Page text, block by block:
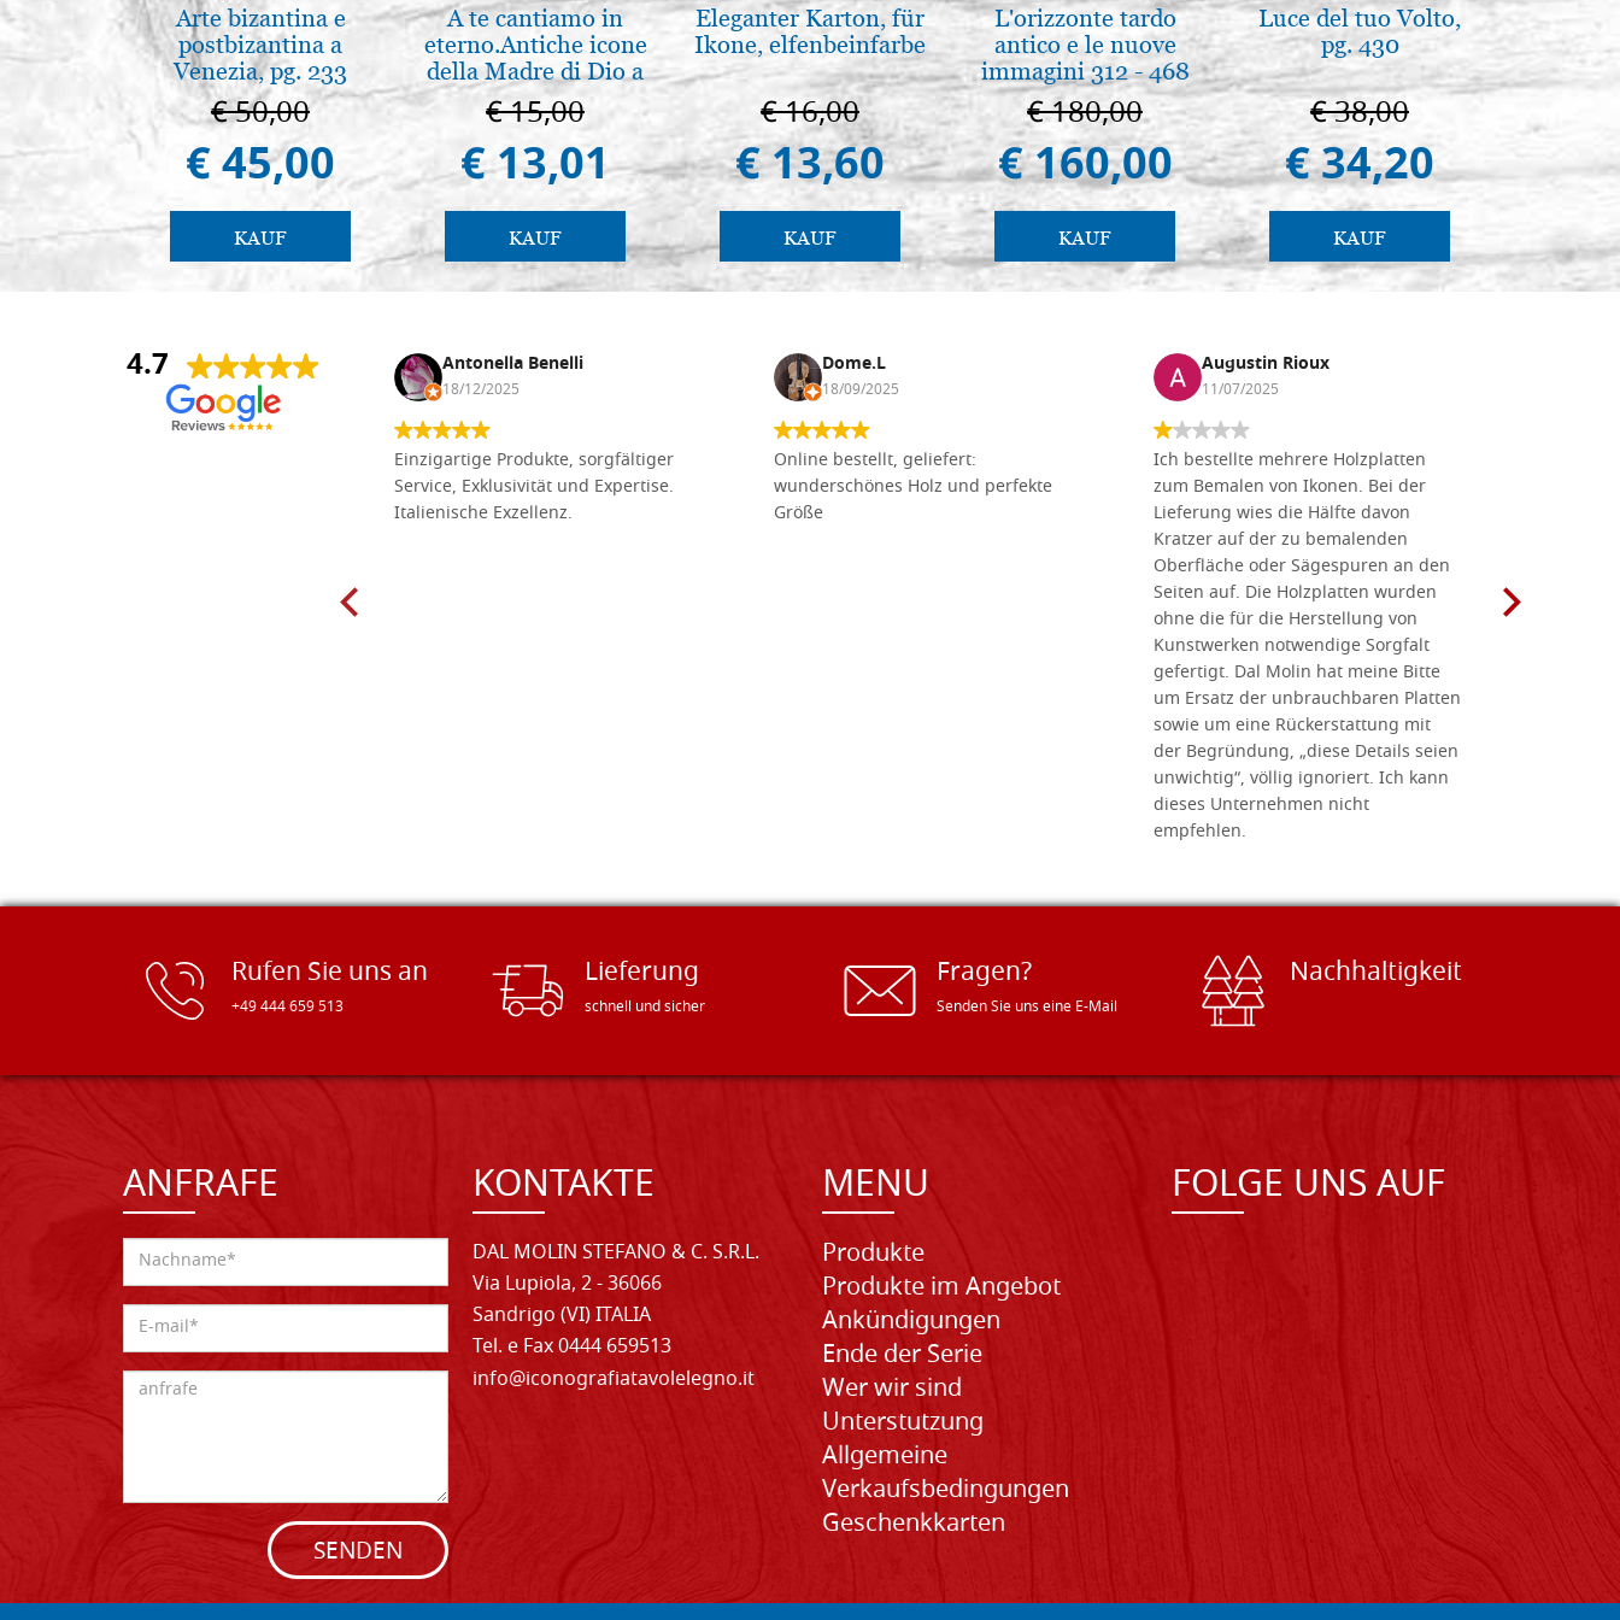
Arte bizantina e
postbizantina a
Venezia, pg. 233
€ 50,00
€ 45,00
KAUF
A te cantiamo in
eterno.Antiche icone
della Madre di Dio a
Vladimir e Suzdal
(libro-cal. 2019)
€ 15,00
€ 13,01
KAUF
Eleganter Karton, für
Ikone, elfenbeinfarbe
€ 16,00
€ 13,60
KAUF
L'orizzonte tardo
antico e le nuove
immagini 312 - 468
€ 180,00
€ 160,00
KAUF
Luce del tuo Volto,
pg. 430
€ 38,00
€ 34,20
KAUF
La
The
in
€
4.7
Anna Maria Negri Antonella Benelli
18/12/2025
Einzigartige Produkte, sorgfältiger
Service, Exklusivität und Expertise.
Italienische Exzellenz.
Dome.L
18/09/2025
Online bestellt, geliefert:
wunderschönes Holz und perfekte
Größe
Augustin Rioux
11/07/2025
Ich bestellte mehrere Holzplatten
zum Bemalen von Ikonen. Bei der
Lieferung wies die Hälfte davon
Kratzer auf der zu bemalenden
Oberfläche oder Sägespuren an den
Seiten auf. Die Holzplatten wurden
ohne die für die Herstellung von
Kunstwerken notwendige Sorgfalt
gefertigt. Dal Molin hat meine Bitte
um Ersatz der unbrauchbaren Platten
sowie um eine Rückerstattung mit
der Begründung, „diese Details seien
unwichtig“, völlig ignoriert. Ich kann
dieses Unternehmen nicht
empfehlen.
Rufen Sie uns an
+49 444 659 513
Lieferung
schnell und sicher
Fragen?
Senden Sie uns eine E-Mail
Nachhaltigkeit
ANFRAFE
SENDEN
KONTAKTE
DAL MOLIN STEFANO & C. S.R.L.
Via Lupiola, 2 - 36066
Sandrigo (VI) ITALIA
Tel. e Fax 0444 659513
info@iconografiatavolelegno.it
MENU
Produkte
Produkte im Angebot
Ankündigungen
Ende der Serie
Wer wir sind
Unterstutzung
Allgemeine
Verkaufsbedingungen
Geschenkkarten
FOLGE UNS AUF